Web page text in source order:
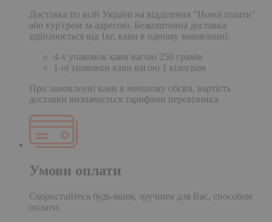
Доставка по всій Україні на відділення "Нової пошти"
або кур'єром за адресою. Безкоштовна доставка
здійснюється від 1кг. кави в одному замовленні:
4-х упаковок кави вагою 250 грамів
1-ої упаковки кави вагою 1 кілограм
При замовленні кави в меншому обсязі, вартість
доставки визначається тарифами перевізника.
Умови оплати
Скористайтеся будь-яким, зручним для Вас, способом
оплати: